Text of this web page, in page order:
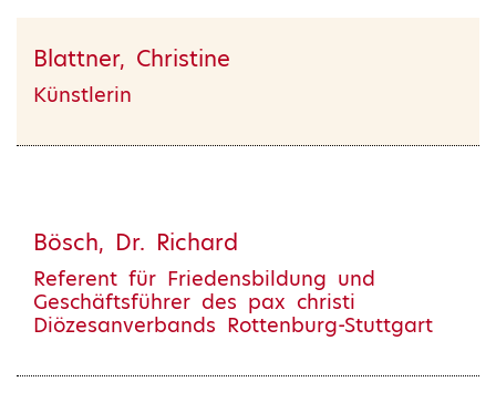
Blattner, Christine
Künstlerin
Bösch, Dr. Richard
Referent für Friedensbildung und
Geschäftsführer des pax christi
Diözesanverbands Rottenburg-Stuttgart